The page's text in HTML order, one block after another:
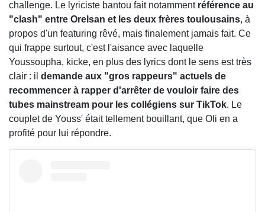
challenge. Le lyriciste bantou fait notammentréférence au
"clash" entre Orelsan et les deux frères toulousains, à
propos d'un featuring rêvé, mais finalement jamais fait. Ce
qui frappe surtout, c'est l'aisance avec laquelle
Youssoupha, kicke, en plus des lyrics dont le sens est très
clair : il demande aux "gros rappeurs" actuels de
recommencer à rapper d'arrêter de vouloir faire des
tubes mainstream pour les collégiens sur TikTok. Le
couplet de Youss' était tellement bouillant, que Oli en a
profité pour lui répondre.